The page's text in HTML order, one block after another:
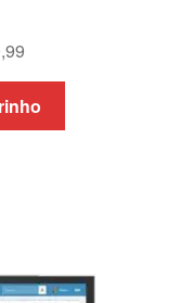
O
preço
atual
é: